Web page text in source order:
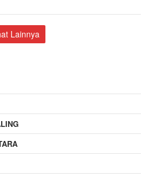
Lainnya